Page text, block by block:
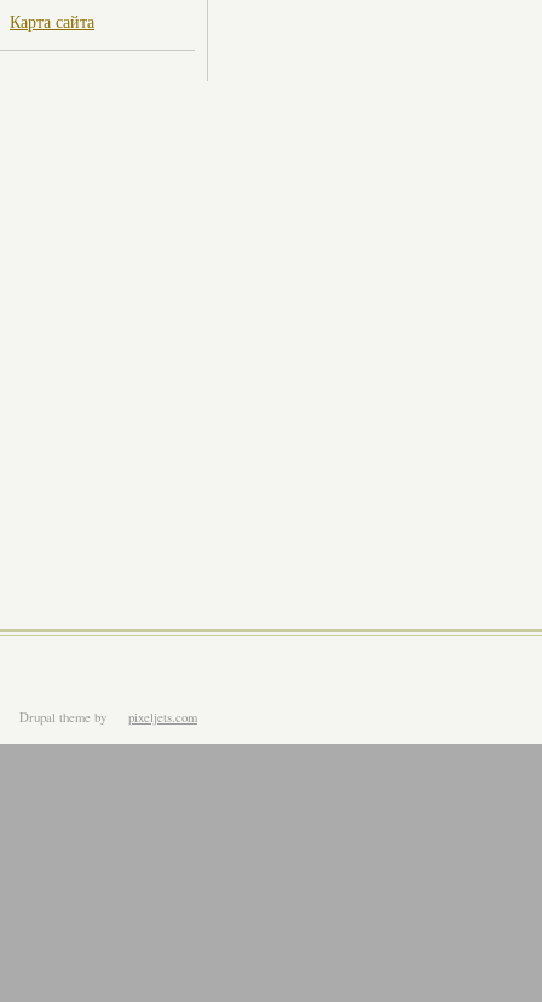
Карта сайта
Drupal theme by pixeljets.com